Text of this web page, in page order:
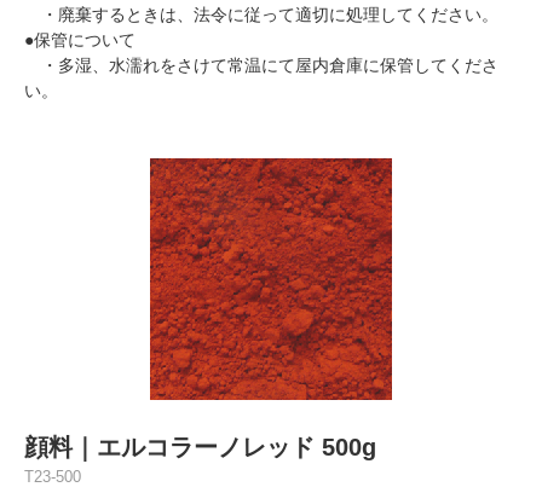
・廃棄するときは、法令に従って適切に処理してください。
●保管について
・多湿、水濡れをさけて常温にて屋内倉庫に保管してくださ
い。
顔料｜エルコラーノレッド 500g
T23-500